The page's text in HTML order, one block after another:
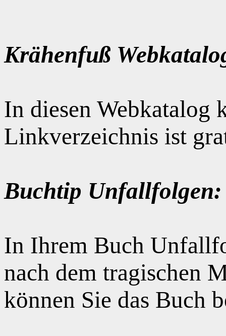
Krähenfuß
In diesen Webkatalog
Linkverzeichnis ist
Buchtip Unfallfolgen:
In Ihrem Buch
nach dem tragischen
können Sie das Buch